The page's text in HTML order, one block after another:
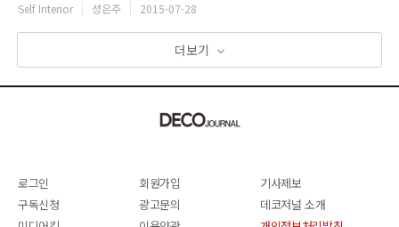
좋아해 환한 느낌의 집을 갖는 것이 로망이었던 그녀는 따뜻한 느낌보다는
밝은 느낌의 집을 원했다. 내 집을 예쁘게 꾸미고 싶다라는 생각을 가...
Self Interior 성은주 2015-07-28
더보기
로그인 회원가입
기사제보
구독신청
광고문의
데코저널 소개